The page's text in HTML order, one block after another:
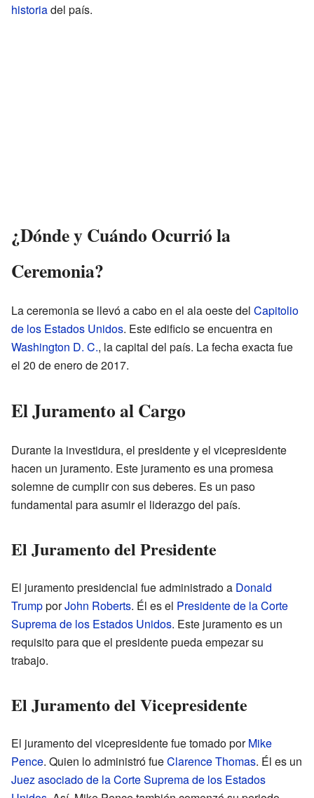
historiadel país.
¿Dónde y Cuándo Ocurrió la
Ceremonia?
La ceremonia se llevó a cabo en el ala oeste del Capitolio
de los Estados Unidos. Este edificio se encuentra en
Washington D. C., la capital del país. La fecha exacta fue
el 20 de enero de 2017.
El Juramento al Cargo
Durante la investidura, el presidente y el vicepresidente
hacen un juramento. Este juramento es una promesa
solemne de cumplir con sus deberes. Es un paso
fundamental para asumir el liderazgo del país.
El Juramento del Presidente
El juramento presidencial fue administrado a Donald
TrumpporJohn Roberts. Él es el Presidente de la Corte
Suprema de los Estados Unidos. Este juramento es un
requisito para que el presidente pueda empezar su
trabajo.
El Juramento del Vicepresidente
El juramento del vicepresidente fue tomado porMike
Pence. Quien lo administró fueClarence Thomas. Él es un
Juez asociado de la Corte Suprema de los Estados